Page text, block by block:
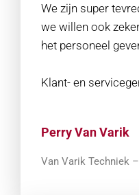
We zijn super
we willen ook
het personeel
Klant- en
Perry Van Varik
Van Varik Techniek